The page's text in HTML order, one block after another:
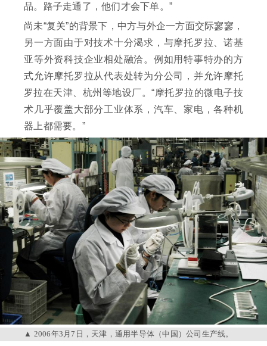
品。路子走通了，他们才会下单。”
尚未“复关”的背景下，中方与外企一方面交际寥寥，
另一方面由于对技术十分渴求，与摩托罗拉、诺基
亚等外资科技企业相处融洽。例如用特事特办的方
式允许摩托罗拉从代表处转为分公司，并允许摩托
罗拉在天津、杭州等地设厂。“摩托罗拉的微电子技
术几乎覆盖大部分工业体系，汽车、家电，各种机
器上都需要。”
2006年3月7日，天津，通用半导体（中国）公司生产线。